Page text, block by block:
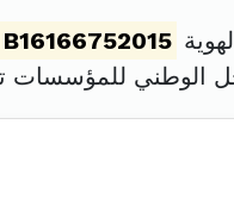
B16166752015
الوطني للمؤسسات